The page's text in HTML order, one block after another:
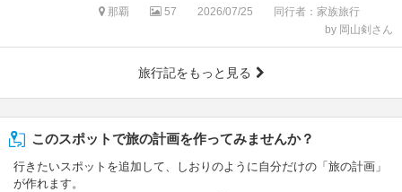
那覇 57 2026/07/25
同行者：家族旅行
by 岡山剣さん
旅行記をもっと見る
このスポットで旅の計画を作ってみませんか？
行きたいスポットを追加して、しおりのように自分だけの「旅の計画」
が作れます。